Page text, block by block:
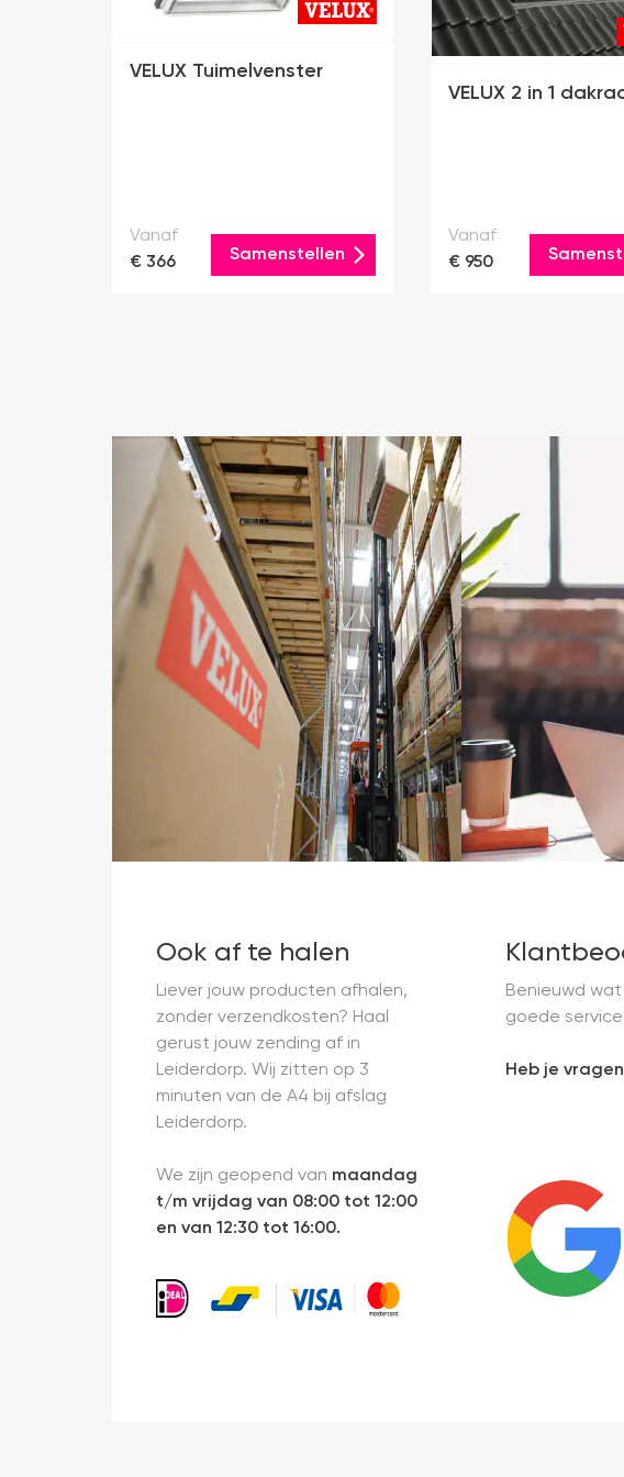
VELUX Tuimelvenster
Vanaf
€ 366
Samenstellen
VELUX 2 in 1
Vanaf
€ 950
Ook af te halen
Liever jouw producten afhalen,
zonder verzendkosten? Haal
gerust jouw zending af in
Leiderdorp. Wij zitten op 3
minuten van de A4 bij afslag
Leiderdorp.
We zijn geopend van maandag
t/m vrijdag van 08:00 tot 12:00
en van 12:30 tot 16:00.
Benieuwd
goede
Heb je